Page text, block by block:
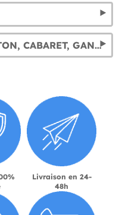
DÉGUISEMENTS CHARLESTON, CABARET, GANGSTER. COSTUMES DES ANNÉES FOLLES 20
Livraison en 24-
48h